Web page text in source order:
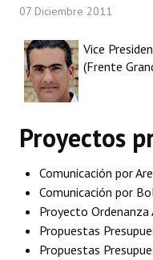
Integrantes del Concejo
Comisiones
Comisiones Especiales
Programas
LEGISLACIÓN
Constitución Nacional
Constitución Provincial
07 Diciembre 2011
Vice
(Frente
Proyectos
Comunicación por
Comunicación por
Proyecto Ordenanza
Propuestas
Propuestas